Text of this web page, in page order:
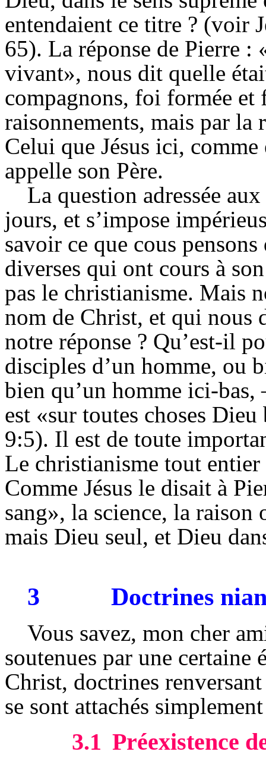
entendaient ce titre ? (voir
65). La réponse de Pierre
vivant», nous dit quelle
compagnons, foi formée et
raisonnements, mais par la
Celui que Jésus ici, comme
appelle son Père.
La question adressée
jours, et s’impose
savoir ce que cous
diverses qui ont cours à
pas le christianisme. Mais
nom de Christ, et qui nous
notre réponse ? Qu’est-il
disciples d’un homme, ou
bien qu’un homme ici-
est «sur toutes choses
9:5). Il est de toute
Le christianisme tout
Comme Jésus le disait à
sang», la science, la raison
mais Dieu seul, et Dieu
3 Doctrines
Vous savez, mon cher
soutenues par une certaine
Christ, doctrines
se sont attachés
3.1 Préexistence